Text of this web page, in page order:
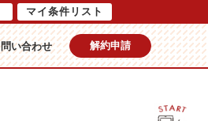
問い合わせ 解約申請
マイ条件リスト